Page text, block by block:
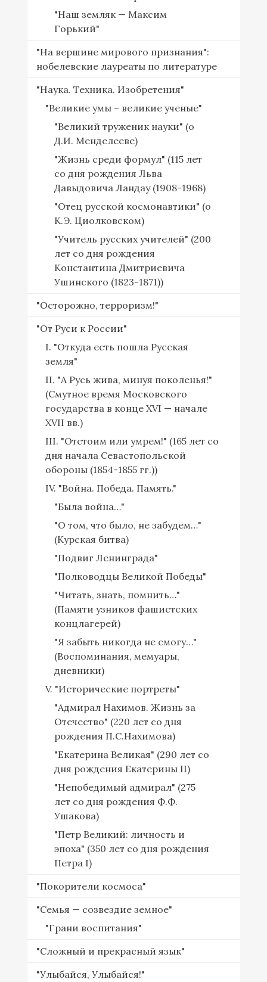
"Наш земляк — Максим
Горький"
"На вершине мирового признания":
нобелевские лауреаты по литературе
"Наука. Техника. Изобретения"
"Великие умы – великие ученые"
"Великий труженик науки" (о
Д.И. Менделееве)
"Жизнь среди формул" (115 лет
со дня рождения Льва
Давыдовича Ландау (1908-1968)
"Отец русской космонавтики" (о
К.Э. Циолковском)
"Учитель русских учителей" (200
лет со дня рождения
Константина Дмитриевича
Ушинского (1823-1871))
"Осторожно, терроризм!"
"От Руси к России"
I. "Откуда есть пошла Русская
земля"
II. "А Русь жива, минуя поколенья!"
(Смутное время Московского
государства в конце XVI — начале
XVII вв.)
III. "Отстоим или умрем!" (165 лет со
дня начала Севастопольской
обороны (1854-1855 гг.))
IV. "Война. Победа. Память."
"Была война…"
"О том, что было, не забудем…"
(Курская битва)
"Подвиг Ленинграда"
"Полководцы Великой Победы"
"Читать, знать, помнить…"
(Памяти узников фашистских
концлагерей)
"Я забыть никогда не смогу…"
(Воспоминания, мемуары,
дневники)
V. "Исторические портреты"
"Адмирал Нахимов. Жизнь за
Отечество" (220 лет со дня
рождения П.С.Нахимова)
"Екатерина Великая" (290 лет со
дня рождения Екатерины II)
"Непобедимый адмирал" (275
лет со дня рождения Ф.Ф.
Ушакова)
"Петр Великий: личность и
эпоха" (350 лет со дня рождения
Петра I)
"Покорители космоса"
"Семья — созвездие земное"
"Грани воспитания"
"Сложный и прекрасный язык"
"Улыбайся, Улыбайся!"